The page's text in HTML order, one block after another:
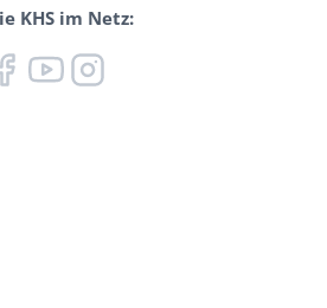
KHS im Netz: